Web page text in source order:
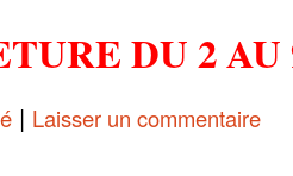
DU 2 AU
| Laisser un commentaire